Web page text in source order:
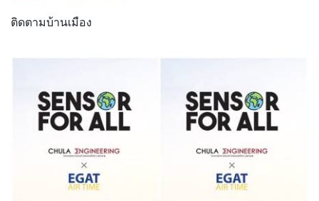
ติดตามบ้านเมือง